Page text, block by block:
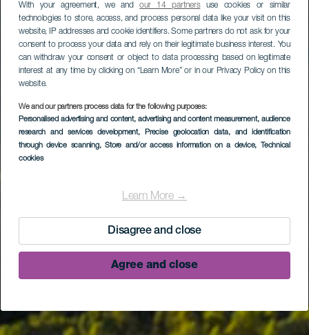
With your agreement, we andour 14 partnersuse cookies or similar
technologies to store, access, and process personal data like your visit on this
website, IP addresses and cookie identifiers. Some partners do not ask for your
consent to process your data and rely on their legitimate business interest. You
can withdraw your consent or object to data processing based on legitimate
interest at any time by clicking on “Learn More” or in our Privacy Policy on this
website.
We and our partners process data for the following purposes:
Personalised advertising and content, advertising and content measurement, audience
research and services development, Precise geolocation data, and identification
through device scanning, Store and/or access information on a device, Technical
cookies
Learn More →
Disagree and close
Agree and close